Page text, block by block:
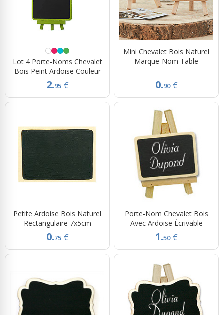
Lot 4 Porte-Noms Chevalet
Bois Peint Ardoise Couleur
2.95 €
Mini Chevalet Bois Naturel
Marque-Nom Table
0.90 €
Petite Ardoise Bois Naturel
Rectangulaire 7x5cm
0.75 €
Porte-Nom Chevalet Bois
Avec Ardoise Écrivable
1.50 €